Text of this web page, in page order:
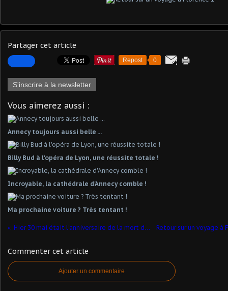
Partager cet article
Repost 0
S'inscrire à la newsletter
Vous aimerez aussi :
Annecy toujours aussi belle ...
Billy Bud à l'opéra de Lyon, une réussite totale !
Incroyable, la cathédrale d'Annecy comble !
Ma prochaine voiture ? Très tentant !
Hier 30 mai était l'anniversaire de la mort de Voltaire.
Commenter cet article
Ajouter un commentaire